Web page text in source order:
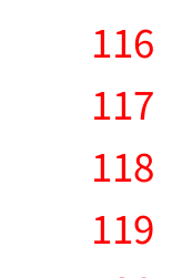
116
117
118
119